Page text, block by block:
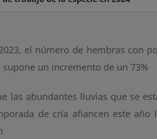
el número de hembras con
supone un incremento de un 73%
las abundantes lluvias que se
de cría afiancen este año